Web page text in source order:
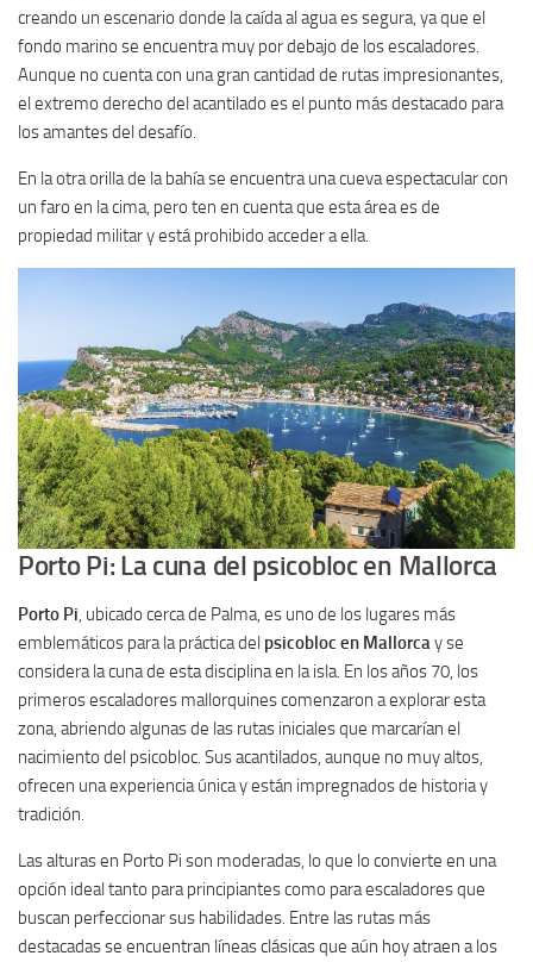
creando un escenario donde la caída al agua es segura, ya que el
fondo marino se encuentra muy por debajo de los escaladores.
Aunque no cuenta con una gran cantidad de rutas impresionantes,
el extremo derecho del acantilado es el punto más destacado para
los amantes del desafío.
En la otra orilla de la bahía se encuentra una cueva espectacular con
un faro en la cima, pero ten en cuenta que esta área es de
propiedad militar y está prohibido acceder a ella.
Porto Pi: La cuna del psicobloc en Mallorca
Porto Pi , ubicado cerca de Palma, es uno de los lugares más
emblemáticos para la práctica del psicobloc en Mallorca y se
considera la cuna de esta disciplina en la isla. En los años 70, los
primeros escaladores mallorquines comenzaron a explorar esta
zona, abriendo algunas de las rutas iniciales que marcarían el
nacimiento del psicobloc. Sus acantilados, aunque no muy altos,
ofrecen una experiencia única y están impregnados de historia y
tradición.
Las alturas en Porto Pi son moderadas, lo que lo convierte en una
opción ideal tanto para principiantes como para escaladores que
buscan perfeccionar sus habilidades. Entre las rutas más
destacadas se encuentran líneas clásicas que aún hoy atraen a los